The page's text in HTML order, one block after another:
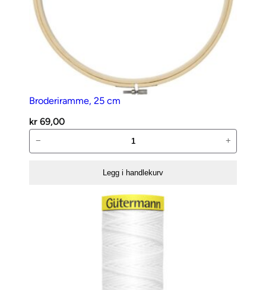
Broderiramme, 25 cm
kr 69,00
25
− +
Legg i handlekurv